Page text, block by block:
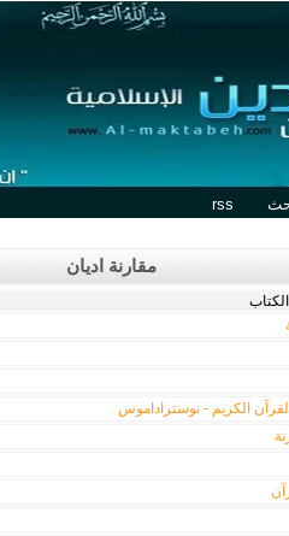
rss
مقارنة اديان
القرآن الكريم - نوستراداموس